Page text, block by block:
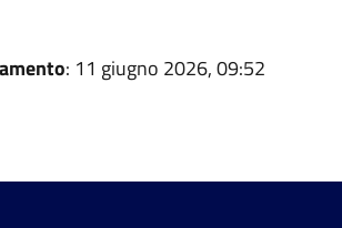
: 11 giugno 2026, 09:52